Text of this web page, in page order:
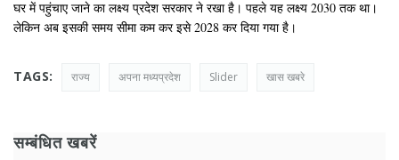
घर में पहुंचाए जाने का लक्ष्य प्रदेश सरकार ने रखा है। पहले यह लक्ष्य 2030 तक था।
लेकिन अब इसकी समय सीमा कम कर इसे 2028 कर दिया गया है।
TAGS: राज्य अपना मध्यप्रदेश Slider खास खबरे
सम्बंधित खबरें